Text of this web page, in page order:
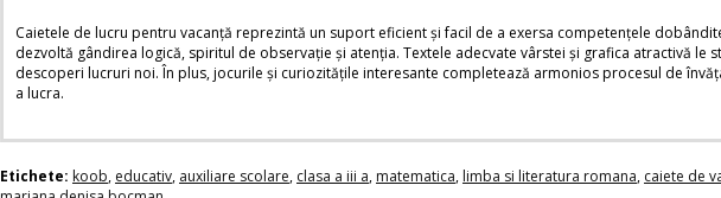
Caietele de lucru pentru vacanță reprezintă un suport eficient și facil de a exersa competențele
dezvoltă gândirea logică, spiritul de observație și atenția. Textele adecvate vârstei și grafica atractivă le
descoperi lucruri noi. În plus, jocurile și curiozitățile interesante completează armonios procesul de
a lucra.
Etichete: koob, educativ, auxiliare scolare, clasa a iii a, matematica, limba si literatura romana, caiete de